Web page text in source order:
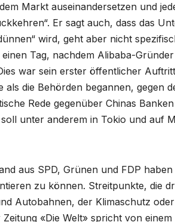
Markt auseinandersetzen und
Er sagt auch, dass das
wird, geht aber nicht
Tag, nachdem Alibaba-
war sein erster öffentlicher
als die Behörden begannen, gegen
Rede gegenüber Chinas
unter anderem in Tokio und auf
aus SPD, Grünen und FDP
zu können. Streitpunkte, die
Autobahnen, der Klimaschutz
«Die Welt» spricht von